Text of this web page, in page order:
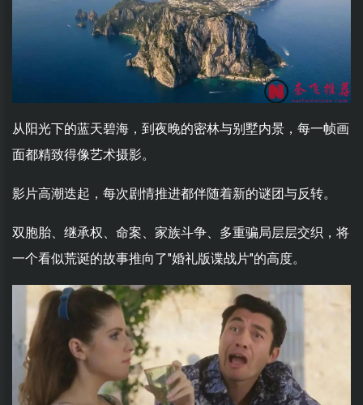
从阳光下的蓝天碧海，到夜晚的密林与别墅内景，每一帧画
面都精致得像艺术摄影。
影片高潮迭起，每次剧情推进都伴随着新的谜团与反转。
双胞胎、继承权、命案、家族斗争、多重骗局层层交织，将
一个看似荒诞的故事推向了"婚礼版谍战片"的高度。